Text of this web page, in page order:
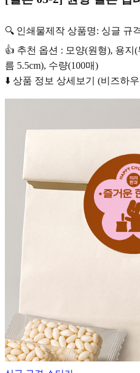
🔍 인쇄물제작 상품명: 싱글 규
👍 추천 옵션 : 모양(원형), 용지
름 5.5cm), 수량(100매)
⬇️ 상품 정보 상세보기 (비즈하